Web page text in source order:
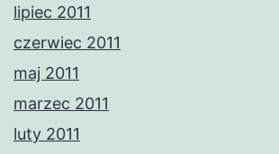
lipiec 2011
czerwiec 2011
maj 2011
marzec 2011
luty 2011